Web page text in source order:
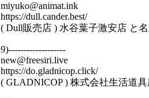
miyuko@animat.ink
https://dull.cander.best/
( Dull販売店 ) 水谷葉子激安店 と
9)-------------------
new@freesiri.live
https://do.gladnicop.click/
( GLADNICOP ) 株式会社生活道